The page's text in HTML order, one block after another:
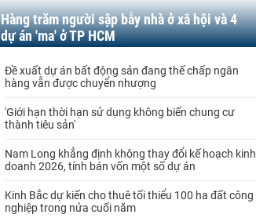
Hàng trăm người sập bẫy nhà ở xã hội và 4
dự án 'ma' ở TP HCM
Đề xuất dự án bất động sản đang thế chấp ngân
hàng vẫn được chuyển nhượng
'Giới hạn thời hạn sử dụng không biến chung cư
thành tiêu sản'
Nam Long khẳng định không thay đổi kế hoạch kinh
doanh 2026, tính bán vốn một số dự án
Kinh Bắc dự kiến cho thuê tối thiểu 100 ha đất công
nghiệp trong nửa cuối năm